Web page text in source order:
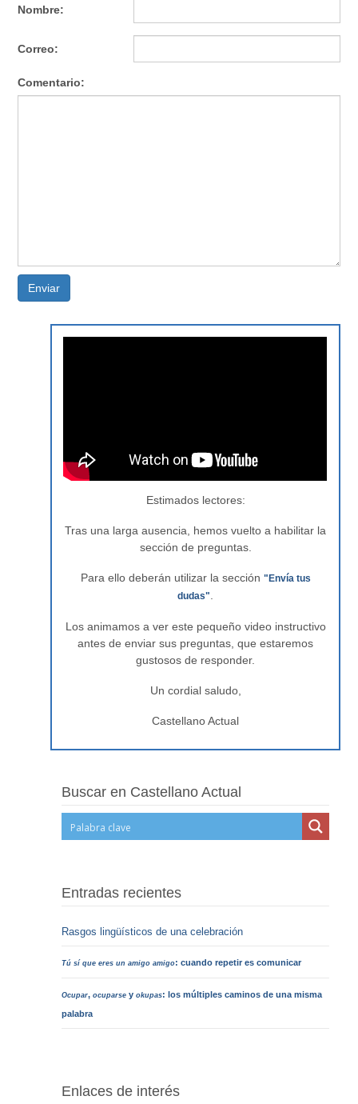
Nombre:
Correo:
Comentario:
Enviar
Estimados lectores:
Tras una larga ausencia, hemos vuelto a habilitar la
sección de preguntas.
Para ello deberán utilizar la sección "Envía tus
dudas".
Los animamos a ver este pequeño video instructivo
antes de enviar sus preguntas, que estaremos
gustosos de responder.
Un cordial saludo,
Castellano Actual
Buscar en Castellano Actual
Entradas recientes
Rasgos lingüísticos de una celebración
Tú sí que eres un amigo amigo: cuando repetir es comunicar
Ocupar,ocuparse yokupas: los múltiples caminos de una misma
palabra
Enlaces de interés